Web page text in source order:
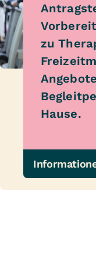
zu
Hause.